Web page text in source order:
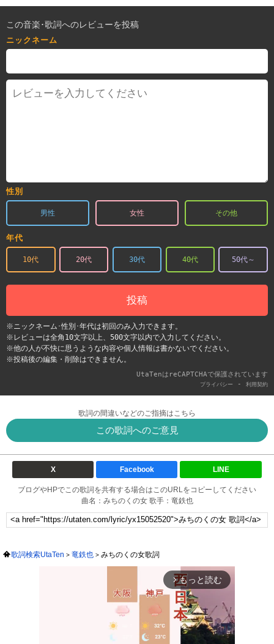
この音楽･歌詞へのレビューを投稿
ニックネーム
性別
男性 女性 その他
年代
10代 20代 30代 40代 50代～
投稿
※ニックネーム･性別･年代は初回のみ入力できます。
※レビューは全角10文字以上、500文字以内で入力してください。
※他の人が不快に思うような内容や個人情報は書かないでください。
※投稿後の編集・削除はできません。
UtaTenはreCAPTCHAで保護されています
プライバシー - 利用契約
歌詞の間違いなどのご指摘はこちら
この歌詞へのご意見
X Facebook LINE
ブログやHPでこの歌詞を共有する場合はこのURLをコピーしてください
曲名：みちのくの女 歌手：竜鉄也
歌詞検索UtaTen 竜鉄也 みちのくの女歌詞
arrow_forward_ios もっと読む